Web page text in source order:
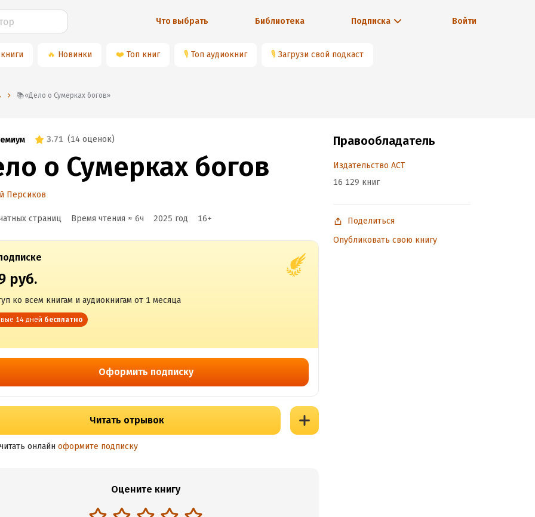
Что выбрать Библиотека Подписка Войти
🔥 Новинки ❤️ Топ книг 🎙 Топ аудиокниг 🎙 Загрузи свой подкаст
📚«Дело о Сумерках богов»
3.71 (14 оценок)
о Сумерках богов
Персиков
страниц Время чтения ≈ 6ч 2025 год 16+
руб.
ко всем книгам и аудиокнигам от 1 месяца
14 дней бесплатно
Оформить подписку
Читать отрывок
онлайн оформите подписку
Оцените книгу
Правообладатель
Издательство АСТ
16 129 книг
Поделиться
Опубликовать свою книгу